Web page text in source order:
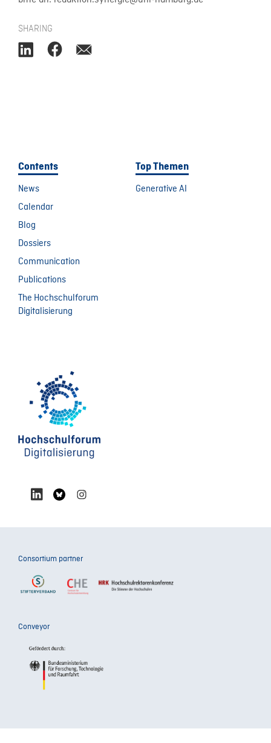
SHARING
Contents
News
Calendar
Blog
Dossiers
Communication
Publications
The Hochschulforum
Digitalisierung
Top Themen
Generative AI
Consortium partner
Conveyor